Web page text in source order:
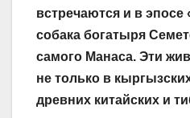
встречаются и в эпосе
собака богатыря
самого Манаса. Эти
не только в
древних китайских и